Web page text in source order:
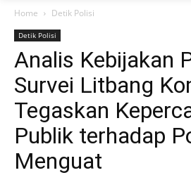
Home Detik Polisi
Detik Polisi
Analis Kebijakan
Survei Litbang
Tegaskan
Publik terhadap
Menguat